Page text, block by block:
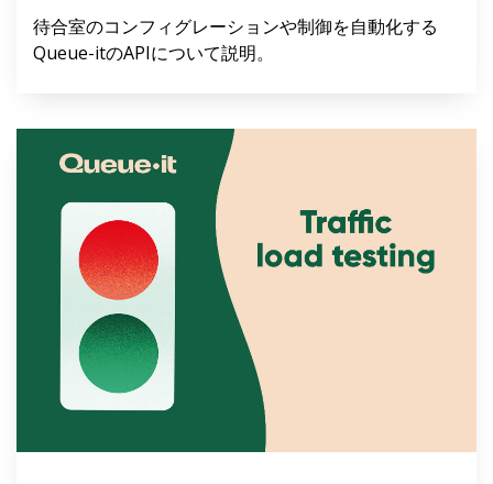
待合室のコンフィグレーションや制御を自動化する
Queue-itのAPIについて説明。